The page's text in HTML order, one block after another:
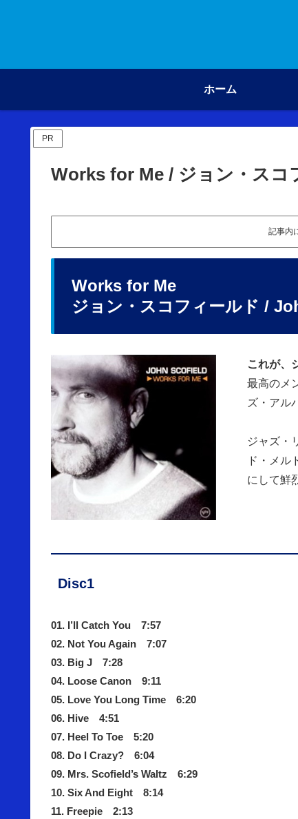
ホーム
PR
Works for Me / ジョン・スコ
記事内
Works for Me
ジョン・スコフィールド /
これが、
最高のメ
ズ・アル
ジャズ・
ド・メル
にして鮮
Disc1
01. I’ll Catch You 7:57
02. Not You Again 7:07
03. Big J 7:28
04. Loose Canon 9:11
05. Love You Long Time 6:20
06. Hive 4:51
07. Heel To Toe 5:20
08. Do I Crazy? 6:04
09. Mrs. Scofield’s Waltz 6:29
10. Six And Eight 8:14
11. Freepie 2:13